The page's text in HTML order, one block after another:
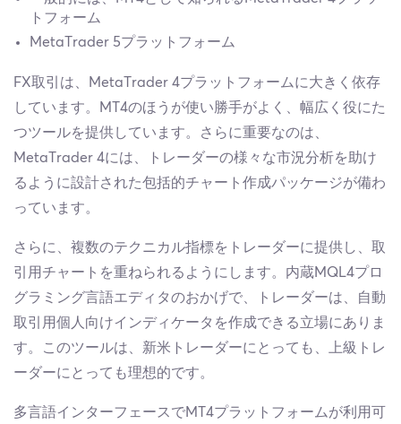
トフォーム
MetaTrader 5プラットフォーム
FX取引は、MetaTrader 4プラットフォームに大きく依存
しています。MT4のほうが使い勝手がよく、幅広く役にた
つツールを提供しています。さらに重要なのは、
MetaTrader 4には、トレーダーの様々な市況分析を助け
るように設計された包括的チャート作成パッケージが備わ
っています。
さらに、複数のテクニカル指標をトレーダーに提供し、取
引用チャートを重ねられるようにします。内蔵MQL4プロ
グラミング言語エディタのおかげで、トレーダーは、自動
取引用個人向けインディケータを作成できる立場にありま
す。このツールは、新米トレーダーにとっても、上級トレ
ーダーにとっても理想的です。
多言語インターフェースでMT4プラットフォームが利用可